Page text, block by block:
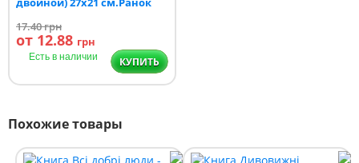
17.40грн
от 12.88 грн
Есть в наличии КУПИТЬ
Похожие товары